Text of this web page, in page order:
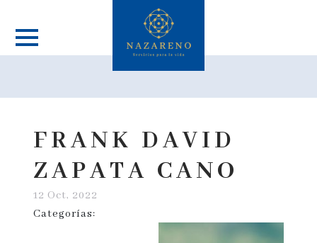
FRANK DAVID
ZAPATA CANO
12 Oct, 2022
Categorías: